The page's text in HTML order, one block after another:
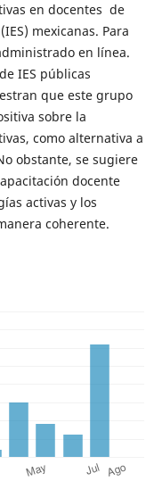
en docentes de
mexicanas. Para
en línea.
IES públicas
que este grupo
sobre la
como alternativa a
obstante, se sugiere
docente
activas y los
coherente.